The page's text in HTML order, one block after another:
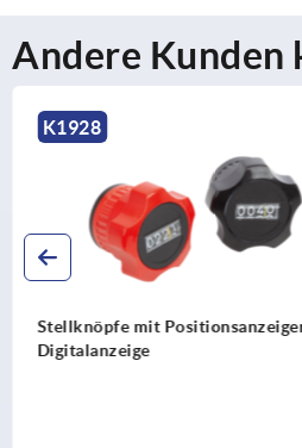
Andere Kunden